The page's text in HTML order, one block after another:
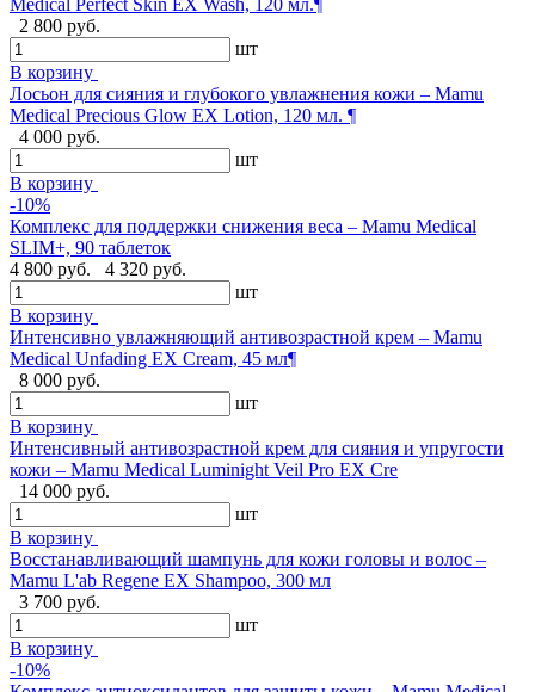
Medical Perfect Skin EX Wash, 120 мл.¶
2 800 руб.
шт
В корзину
Лосьон для сияния и глубокого увлажнения кожи – Mamu
Medical Precious Glow EX Lotion, 120 мл. ¶
4 000 руб.
шт
В корзину
-10%
Комплекс для поддержки снижения веса – Mamu Medical
SLIM+, 90 таблеток
4 800 руб.
4 320 руб.
шт
В корзину
Интенсивно увлажняющий антивозрастной крем – Mamu
Medical Unfading EX Cream, 45 мл¶
8 000 руб.
шт
В корзину
Интенсивный антивозрастной крем для сияния и упругости
кожи – Mamu Medical Luminight Veil Pro EX Cre
14 000 руб.
шт
В корзину
Восстанавливающий шампунь для кожи головы и волос –
Mamu L'ab Regene EX Shampoo, 300 мл
3 700 руб.
шт
В корзину
-10%